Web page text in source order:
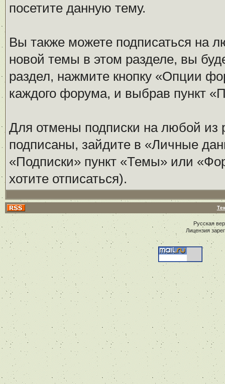
посетите данную тему.
Вы также можете подписаться на
новой темы в этом разделе, вы
раздел, нажмите кнопку «Опции
каждого форума, и выбрав пункт
Для отмены подписки на любой из
подписаны, зайдите в «Личные
«Подписки» пункт «Темы» или
хотите отписаться).
Русская
Лицензия